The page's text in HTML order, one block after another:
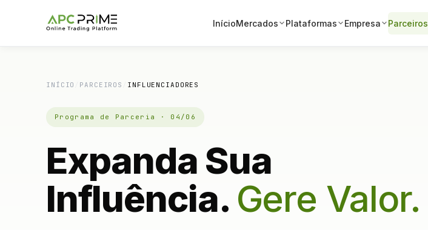
InícioMercados Plataformas Empresa Parceiros
INÍCIO PARCEIROS INFLUENCIADORES
Programa de Parceria · 04/06
Expanda Sua
Influência. Gere Valor.